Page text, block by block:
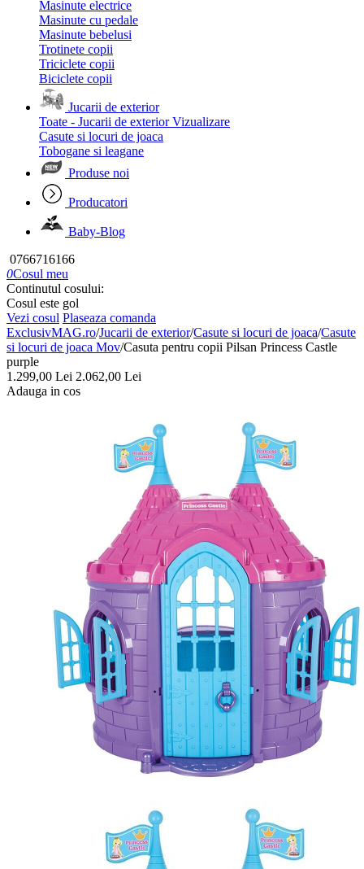
Masinute electrice
Masinute cu pedale
Masinute bebelusi
Trotinete copii
Triciclete copii
Biciclete copii
Jucarii de exterior
Toate - Jucarii de exterior Vizualizare
Casute si locuri de joaca
Tobogane si leagane
Produse noi
Producatori
Baby-Blog
0766716166
0Cosul meu
Continutul cosului:
Cosul este gol
Vezi cosul Plaseaza comanda
ExclusivMAG.ro/Jucarii de exterior/Casute si locuri de joaca/Casute
si locuri de joaca Mov/Casuta pentru copii Pilsan Princess Castle
purple
1.299,00 Lei 2.062,00 Lei
Adauga in cos